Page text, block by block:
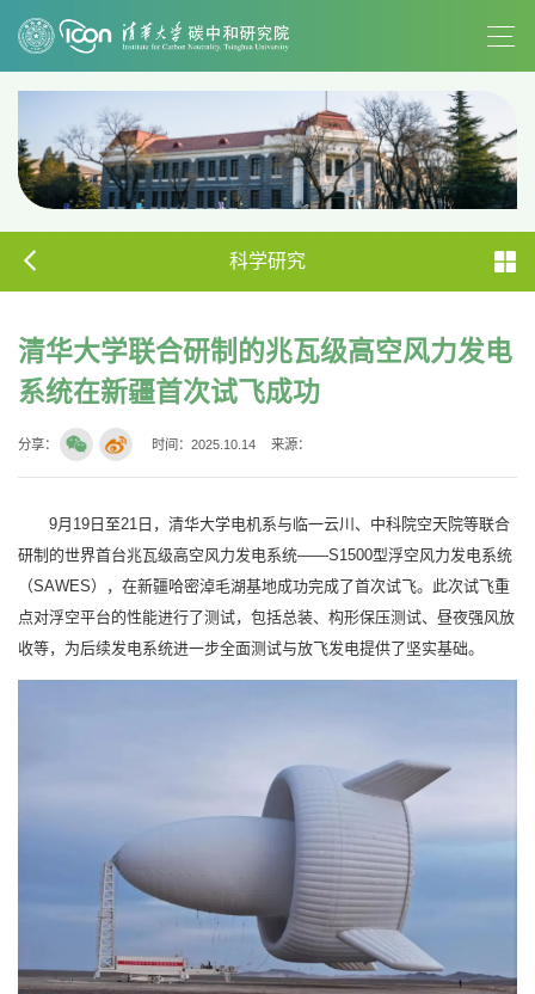
科学研究
清华大学联合研制的兆瓦级高空风力发电
系统在新疆首次试飞成功
分享： 时间：2025.10.14 来源：
9月19日至21日，清华大学电机系与临一云川、中科院空天院等联合
研制的世界首台兆瓦级高空风力发电系统——S1500型浮空风力发电系统
（SAWES），在新疆哈密淖毛湖基地成功完成了首次试飞。此次试飞重
点对浮空平台的性能进行了测试，包括总装、构形保压测试、昼夜强风放
收等，为后续发电系统进一步全面测试与放飞发电提供了坚实基础。